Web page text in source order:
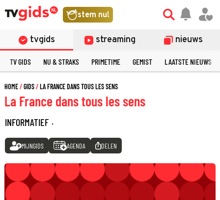
stem nu!
tvgids streaming nieuws
TV GIDS NU & STRAKS PRIMETIME GEMIST LAATSTE NIEUWS
HOME GIDS LA FRANCE DANS TOUS LES SENS
La France dans tous les sens
INFORMATIEF ·
MIJNGIDS AGENDA DELEN